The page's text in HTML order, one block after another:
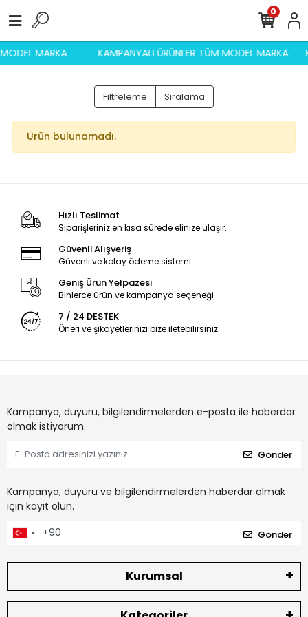
MARKA KAMPANYALI ÜRÜNLER TÜM MODEL MARKA
0
Filtreleme Sıralama
Ürün bulunamadı.
Hızlı Teslimat
Siparişleriniz en kısa sürede elinize ulaşır.
Güvenli Alışveriş
Güvenli ve kolay ödeme sistemi
Geniş Ürün Yelpazesi
Binlerce ürün ve kampanya seçeneği
7 / 24 DESTEK
Öneri ve şikayetlerinizi bize iletebilirsiniz.
Kampanya, duyuru, bilgilendirmelerden e-posta ile haberdar
olmak istiyorum.
Gönder
Kampanya, duyuru ve bilgilendirmelerden haberdar olmak
için kayıt olun.
Gönder
Kurumsal